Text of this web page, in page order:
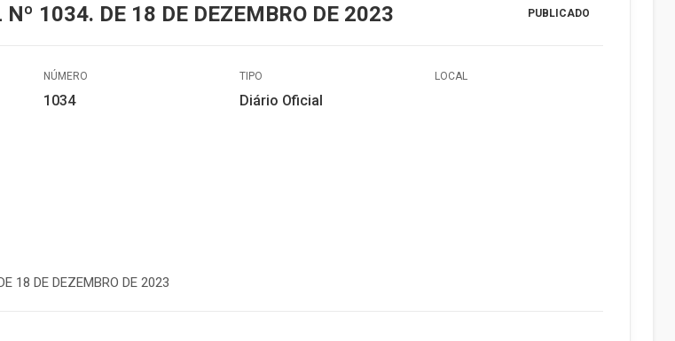
Nº 1034. DE 18 DE DEZEMBRO DE 2023 PUBLICADO
NÚMERO
1034
TIPO
Diário Oficial
LOCAL
18 DE DEZEMBRO DE 2023